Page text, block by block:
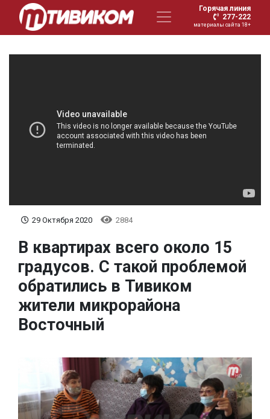
Горячая линия
277-222
материалы сайта 18+
29 Октября 2020 2884
В квартирах всего около 15
градусов. С такой проблемой
обратились в Тивиком
жители микрорайона
Восточный